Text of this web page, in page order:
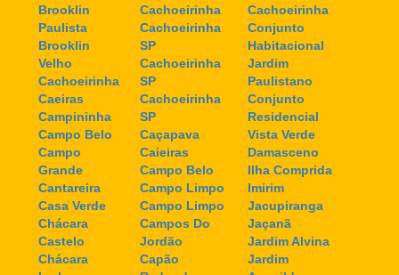
Brooklin
Paulista
Brooklin
Velho
Cachoeirinha
Caeiras
Campininha
Campo Belo
Campo
Grande
Cantareira
Casa Verde
Chácara
Castelo
Chácara
Cachoeirinha
Cachoeirinha
SP
Cachoeirinha
SP
Cachoeirinha
SP
Caçapava
Caieiras
Campo Belo
Campo Limpo
Campo Limpo
Campos Do
Jordão
Capão
Cachoeirinha
Conjunto
Habitacional
Jardim
Paulistano
Conjunto
Residencial
Vista Verde
Damasceno
Ilha Comprida
Imirim
Jacupiranga
Jaçanã
Jardim Alvina
Jardim